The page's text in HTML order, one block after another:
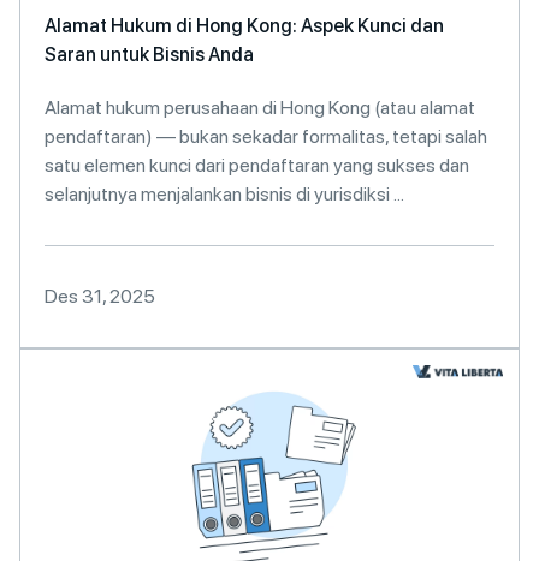
Alamat Hukum di Hong Kong: Aspek Kunci dan
Saran untuk Bisnis Anda
Alamat hukum perusahaan di Hong Kong (atau alamat
pendaftaran) — bukan sekadar formalitas, tetapi salah
satu elemen kunci dari pendaftaran yang sukses dan
selanjutnya menjalankan bisnis di yurisdiksi ...
Des 31, 2025